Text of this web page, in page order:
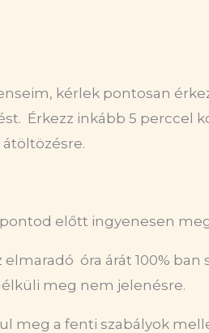
kérlek pontosan
Érkezz inkább 5 perccel
átöltözésre.
előtt ingyenesen
óra árát 100%
meg nem jelenésre.
meg a fenti szabályok